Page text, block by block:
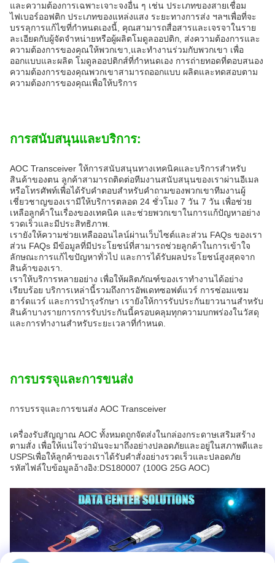
และความต้องการเฉพาะเจาะจงอื่น ๆ เช่น ประเภทของสายเชื่อม
ไฟเบอร์ออฟติก ประเภทของแหล่งแสง ระยะทางการส่ง ฯลฯเพื่อที่จะ
บรรลุการแก้ไขที่กําหนดเองนี้, คุณสามารถสื่อสารและเจรจาในราย
ละเอียดกับผู้จัดจําหน่ายหรือผู้ผลิตโมดูลออปติก, ส่งความต้องการและ
ความต้องการของคุณให้พวกเขา,และทํางานร่วมกับพวกเขา เพื่อ
ออกแบบและผลิต โมดูลออปติกส์ที่กําหนดเอง การถ่ายทอดที่ตอบสนอง
ความต้องการของคุณพวกเขาสามารถออกแบบ ผลิตและทดสอบตาม
ความต้องการของคุณเพื่อให้บริการ
การสนับสนุนและบริการ:
AOC Transceiver ให้การสนับสนุนทางเทคนิคและบริการสําหรับ
สินค้าของตน ลูกค้าสามารถติดต่อทีมงานสนับสนุนของเราผ่านอีเมล
หรือโทรศัพท์เพื่อได้รับคําตอบสําหรับคําถามของพวกเขาทีมงานผู้
เชี่ยวชาญของเรามีให้บริการตลอด 24 ชั่วโมง 7 วัน 7 วัน เพื่อช่วย
เหลือลูกค้าในเรื่องของเทคนิค และช่วยพวกเขาในการแก้ปัญหาอย่าง
รวดเร็วและมีประสิทธิภาพ.
เรายังให้ความช่วยเหลือออนไลน์ผ่านเว็บไซต์และส่วน FAQs ของเรา
ส่วน FAQs มีข้อมูลที่มีประโยชน์ที่สามารถช่วยลูกค้าในการเข้าใจ
ลักษณะการแก้ไขปัญหาทั่วไป และการได้รับผลประโยชน์สูงสุดจาก
สินค้าของเรา.
เราให้บริการหลายอย่าง เพื่อให้ผลิตภัณฑ์ของเราทํางานได้อย่าง
เรียบร้อย บริการเหล่านี้รวมถึงการอัพเดทซอฟต์แวร์ การซ่อมแซม
ฮาร์ดแวร์ และการบํารุงรักษา เรายังให้การรับประกันยาวนานสําหรับ
สินค้าบางรายการการรับประกันนี้ครอบคลุมทุกความบกพร่องในวัสดุ
และการทํางานสําหรับระยะเวลาที่กําหนด.
การบรรจุและการขนส่ง
การบรรจุและการขนส่ง AOC Transceiver
เครื่องรับสัญญาณ AOC ทั้งหมดถูกจัดส่งในกล่องกระดาษเสริมสร้าง
ตามสั่ง เพื่อให้แน่ใจว่ามันจะมาถึงอย่างปลอดภัยและอยู่ในสภาพดีและ
USPSเพื่อให้ลูกค้าของเราได้รับคําสั่งอย่างรวดเร็วและปลอดภัย
รหัสไฟล์ใบข้อมูลอ้างอิง:DS180007 (100G 25G AOC)